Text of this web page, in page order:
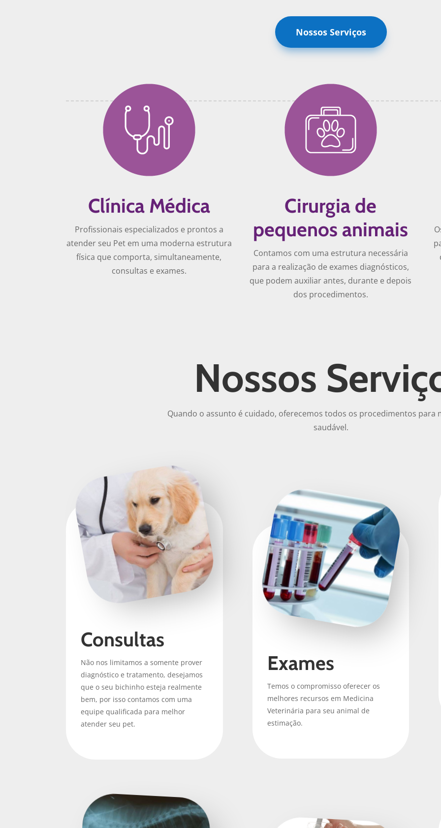
Nossos Serviços
Clínica Médica
Profissionais especializados e prontos a
atender seu Pet em uma moderna estrutura
física que comporta, simultaneamente,
consultas e exames.
Cirurgia de
pequenos animais
Contamos com uma estrutura necessária
para a realização de exames diagnósticos,
que podem auxiliar antes, durante e depois
dos procedimentos.
Nossos
Quando o assunto é cuidado, oferecemos todos os procedimentos para
saudável.
Consultas
Não nos limitamos a somente prover
diagnóstico e tratamento, desejamos
que o seu bichinho esteja realmente
bem, por isso contamos com uma
equipe qualificada para melhor
atender seu pet.
Exames
Temos o compromisso oferecer os
melhores recursos em Medicina
Veterinária para seu animal de
estimação.